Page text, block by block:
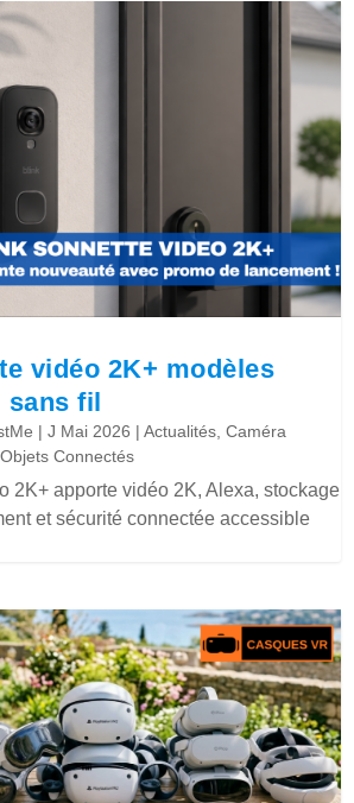
vidéo 2K+ modèles
sans fil
|J Mai 2026 |Actualités ,Caméra
,Objets Connectés
2K+ apporte vidéo 2K, Alexa, stockage
et sécurité connectée accessible